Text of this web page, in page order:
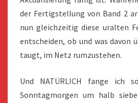
der Fertigstellung von Band 2
nun gleichzeitig diese uralten
entscheiden, ob und was davon
taugt, im Netz rumzustehen.
Und NATÜRLICH fange ich
Sonntagmorgen um halb